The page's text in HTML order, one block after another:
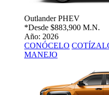
Outlander PHEV
*Desde $883,900 M.N.
Año: 2026
CONÓCELO
MANEJO